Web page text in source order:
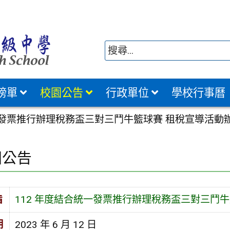
單 校園公告 行政單位 學校行事曆
票推行辦理稅務盃三對三鬥牛籃球賽 租稅宣導活動
告
112 年度結合統一發票推行辦理稅務盃三對三鬥
2023 年 6 月 12 日